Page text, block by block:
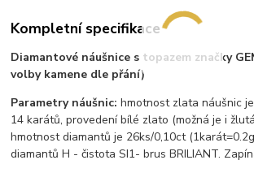
Kompletní specifikace
Diamantové náušnice s topazem značky
volby kamene dle přání)
Parametry náušnic:hmotnost zlata náušnic
14 karátů, provedení bílé zlato (možná je i
hmotnost diamantů je 26ks/0,10ct
diamantů H - čistota SI1- brus BRILIANT.